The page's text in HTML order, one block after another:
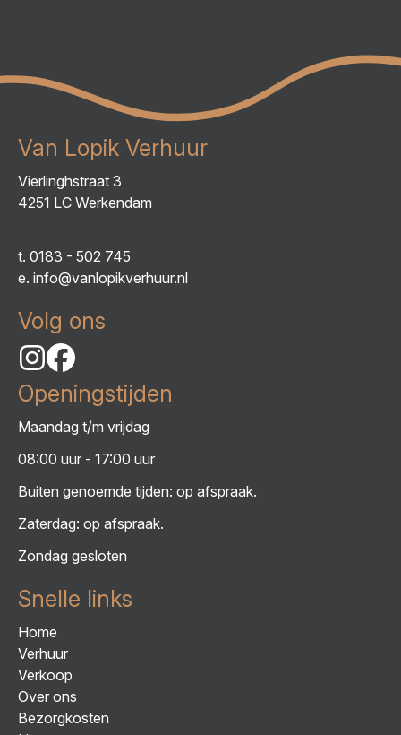
Van Lopik Verhuur
Vierlinghstraat 3
4251 LC Werkendam
t. 0183 - 502 745
e. info@vanlopikverhuur.nl
Volg ons
Openingstijden
Maandag t/m vrijdag
08:00 uur - 17:00 uur
Buiten genoemde tijden: op afspraak.
Zaterdag: op afspraak.
Zondag gesloten
Snelle links
Home
Verhuur
Verkoop
Over ons
Bezorgkosten